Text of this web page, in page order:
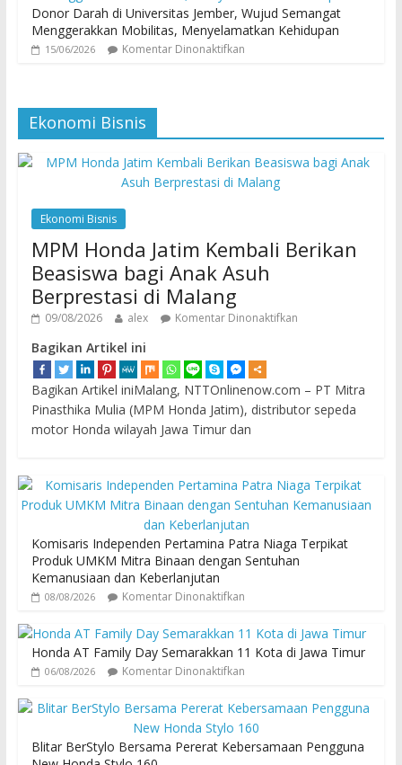
Donor Darah di Universitas Jember, Wujud Semangat
Menggerakkan Mobilitas, Menyelamatkan Kehidupan
15/06/2026 Komentar Dinonaktifkan
Ekonomi Bisnis
Ekonomi Bisnis
MPM Honda Jatim Kembali Berikan
Beasiswa bagi Anak Asuh
Berprestasi di Malang
09/08/2026 alex Komentar Dinonaktifkan
Bagikan Artikel ini
Bagikan Artikel iniMalang, NTTOnlinenow.com – PT Mitra
Pinasthika Mulia (MPM Honda Jatim), distributor sepeda
motor Honda wilayah Jawa Timur dan
Komisaris Independen Pertamina Patra Niaga Terpikat
Produk UMKM Mitra Binaan dengan Sentuhan
Kemanusiaan dan Keberlanjutan
08/08/2026 Komentar Dinonaktifkan
Honda AT Family Day Semarakkan 11 Kota di Jawa Timur
06/08/2026 Komentar Dinonaktifkan
Blitar BerStylo Bersama Pererat Kebersamaan Pengguna